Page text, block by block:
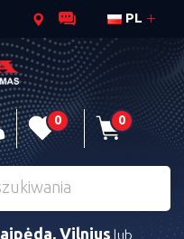
PL
0 0
Vilnius lub